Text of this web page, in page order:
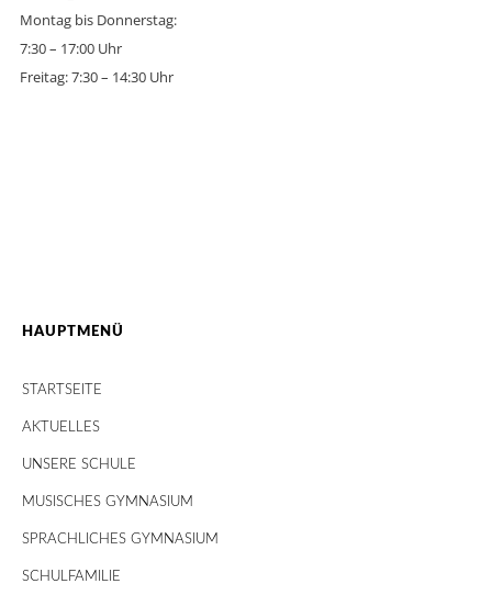
Montag bis Donnerstag:
7:30 – 17:00 Uhr
Freitag: 7:30 – 14:30 Uhr
HAUPTMENÜ
STARTSEITE
AKTUELLES
UNSERE SCHULE
MUSISCHES GYMNASIUM
SPRACHLICHES GYMNASIUM
SCHULFAMILIE